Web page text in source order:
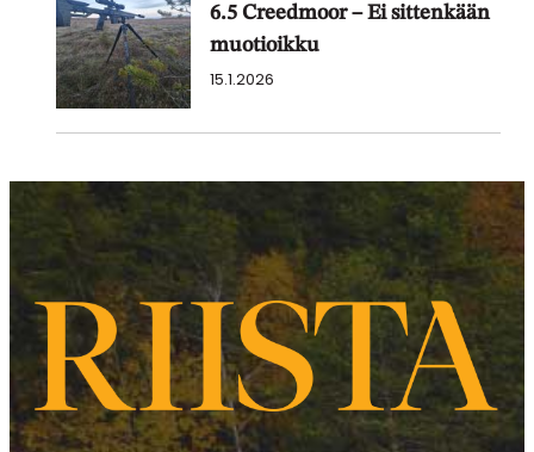
6.5 Creedmoor – Ei sittenkään
muotioikku
15.1.2026